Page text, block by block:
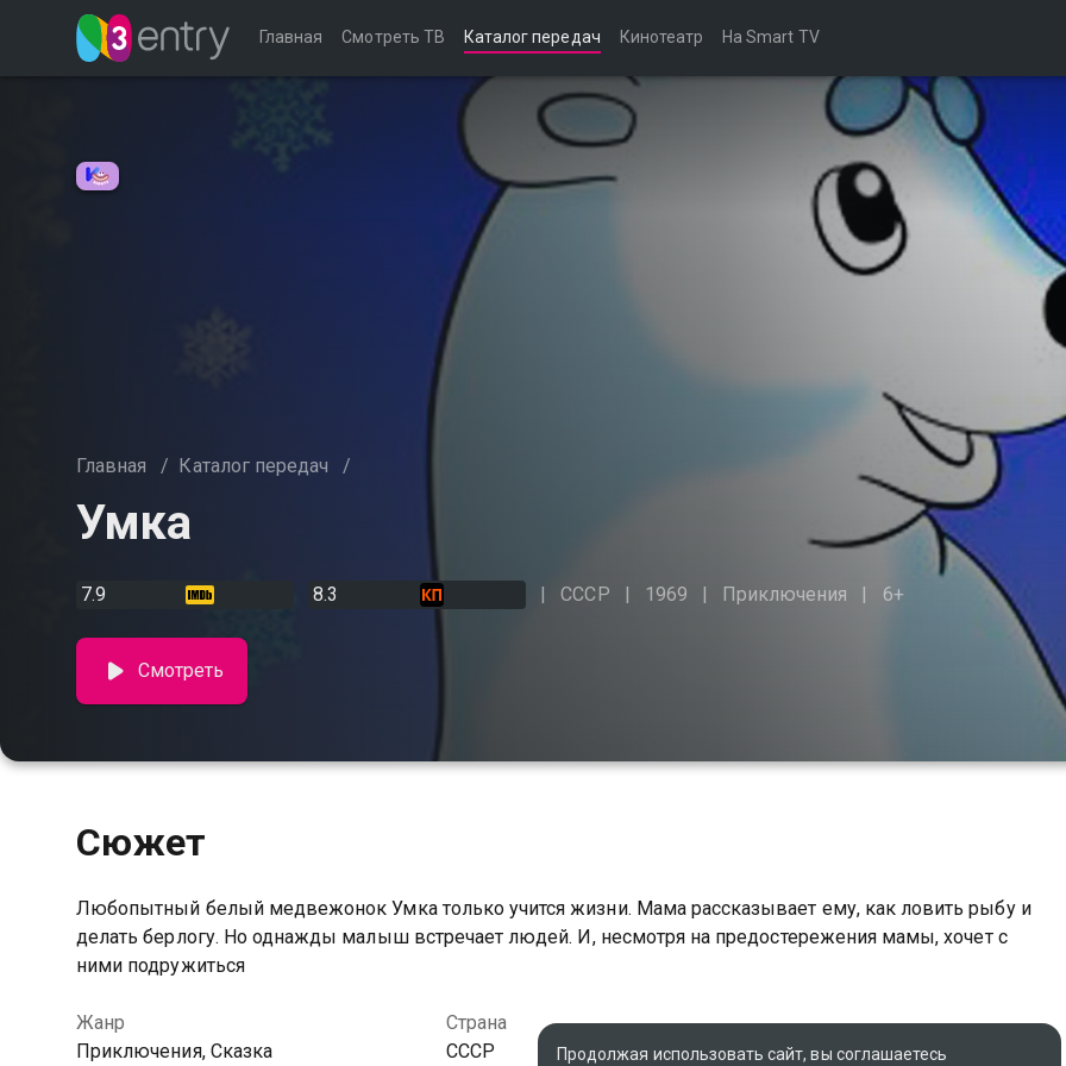
Главная Смотреть ТВ Каталог передач Кинотеатр На Smart TV
Главная / Каталог передач /
Умка
7.9 8.3 СССР 1969 Приключения 6+
Смотреть
Сюжет
Любопытный белый медвежонок Умка только учится жизни. Мама рассказывает ему, как ловить рыбу и
делать берлогу. Но однажды малыш встречает людей. И, несмотря на предостережения мамы, хочет с
ними подружиться
Жанр
Приключения, Сказка
Страна
СССР
Продолжая использовать сайт, вы соглашаетесь